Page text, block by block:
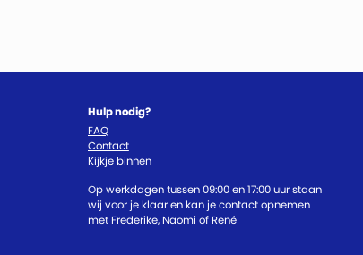
Hulp nodig?
FAQ
Contact
Kijkje binnen
Op werkdagen tussen 09:00 en 17:00 uur staan
wij voor je klaar en kan je contact opnemen
met Frederike, Naomi of René